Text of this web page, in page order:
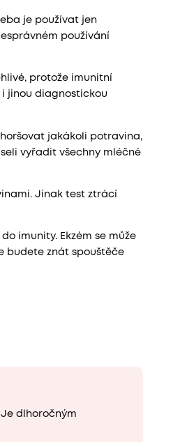
je používat jen
používání
protože imunitní
jinou diagnostickou
jakákoli potravina,
vyřadit všechny mléčné
Jinak test ztrácí
imunity. Ekzém se může
budete znát spouštěče
dlhoročným